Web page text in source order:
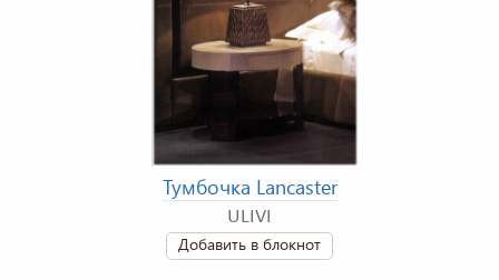
Тумбочка Lancaster
ULIVI
Добавить в блокнот